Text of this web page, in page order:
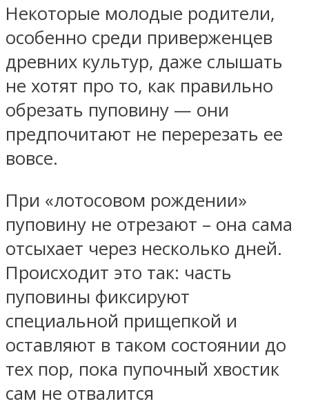
Некоторые молодые родители,
особенно среди приверженцев
древних культур, даже слышать
не хотят про то, как правильно
обрезать пуповину — они
предпочитают не перерезать ее
вовсе.
При «лотосовом рождении»
пуповину не отрезают – она сама
отсыхает через несколько дней.
Происходит это так: часть
пуповины фиксируют
специальной прищепкой и
оставляют в таком состоянии до
тех пор, пока пупочный хвостик
сам не отвалится